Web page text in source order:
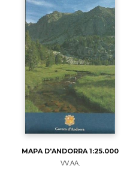
MAPA D'ANDORRA 1:25.000
VV.AA.